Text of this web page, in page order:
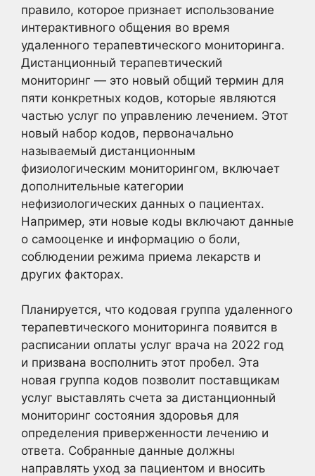
правило, которое признает использование
интерактивного общения во время
удаленного терапевтического мониторинга.
Дистанционный терапевтический
мониторинг — это новый общий термин для
пяти конкретных кодов, которые являются
частью услуг по управлению лечением. Этот
новый набор кодов, первоначально
называемый дистанционным
физиологическим мониторингом, включает
дополнительные категории
нефизиологических данных о пациентах.
Например, эти новые коды включают данные
о самооценке и информацию о боли,
соблюдении режима приема лекарств и
других факторах.
Планируется, что кодовая группа удаленного
терапевтического мониторинга появится в
расписании оплаты услуг врача на 2022 год
и призвана восполнить этот пробел. Эта
новая группа кодов позволит поставщикам
услуг выставлять счета за дистанционный
мониторинг состояния здоровья для
определения приверженности лечению и
ответа. Собранные данные должны
направлять уход за пациентом и вносить